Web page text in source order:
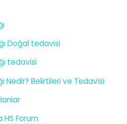
Doğal tedavisi
tedavisi
Nedir? Belirtileri ve Tedavisi
Forum